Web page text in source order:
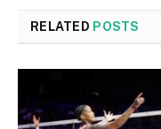
RELATED POSTS